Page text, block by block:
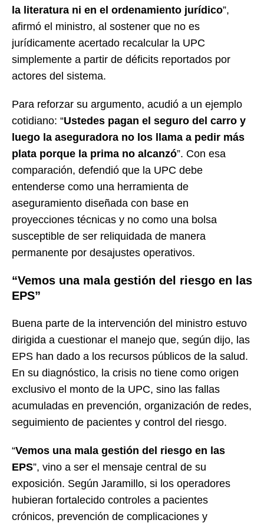
la literatura ni en el ordenamiento jurídico”,
afirmó el ministro, al sostener que no es
jurídicamente acertado recalcular la UPC
simplemente a partir de déficits reportados por
actores del sistema.
Para reforzar su argumento, acudió a un ejemplo
cotidiano: “Ustedes pagan el seguro del carro y
luego la aseguradora no los llama a pedir más
plata porque la prima no alcanzó”. Con esa
comparación, defendió que la UPC debe
entenderse como una herramienta de
aseguramiento diseñada con base en
proyecciones técnicas y no como una bolsa
susceptible de ser reliquidada de manera
permanente por desajustes operativos.
“Vemos una mala gestión del riesgo en las
EPS”
Buena parte de la intervención del ministro estuvo
dirigida a cuestionar el manejo que, según dijo, las
EPS han dado a los recursos públicos de la salud.
En su diagnóstico, la crisis no tiene como origen
exclusivo el monto de la UPC, sino las fallas
acumuladas en prevención, organización de redes,
seguimiento de pacientes y control del riesgo.
“Vemos una mala gestión del riesgo en las
EPS”, vino a ser el mensaje central de su
exposición. Según Jaramillo, si los operadores
hubieran fortalecido controles a pacientes
crónicos, prevención de complicaciones y